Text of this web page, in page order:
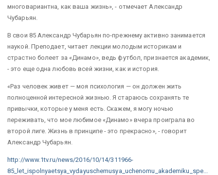
многовариантна, как ваша жизнь», - отмечает Александр
Чубарьян.
В свои 85 Александр Чубарьян по-прежнему активно занимается
наукой. Преподает, читает лекции молодым историкам и
страстно болеет за «Динамо», ведь футбол, признается академик,
- это еще одна любовь всей жизни, как и история.
«Раз человек живет — моя психология — он должен жить
полноценной интересной жизнью. Я стараюсь сохранять те
привычки, которые у меня есть. Скажем, я могу ночью
переживать, что мое любимое «Динамо» вчера проиграла во
второй лиге. Жизнь в принципе - это прекрасно», - говорит
Александр Чубарьян.
http://www.1tv.ru/news/2016/10/14/311966-
85_let_ispolnyaetsya_vydayuschemusya_uchenomu_akademiku_spe...